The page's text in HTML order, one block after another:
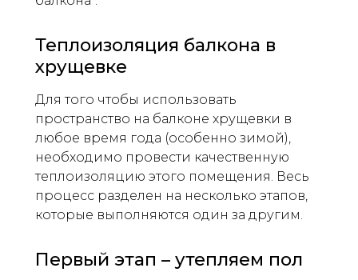
Теплоизоляция балкона в
хрущевке
Для того чтобы использовать
пространство на балконе хрущевки в
любое время года (особенно зимой),
необходимо провести качественную
теплоизоляцию этого помещения. Весь
процесс разделен на несколько этапов,
которые выполняются один за другим.
Первый этап – утепляем пол